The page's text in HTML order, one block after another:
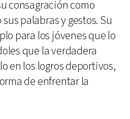
consagración como
palabras y gestos. Su
para los jóvenes que lo
que la verdadera
en los logros deportivos,
de enfrentar la